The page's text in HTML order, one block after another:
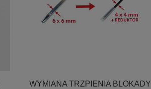
 Szybki podgląd
WYMIANA TRZPIENIA BLOKADY